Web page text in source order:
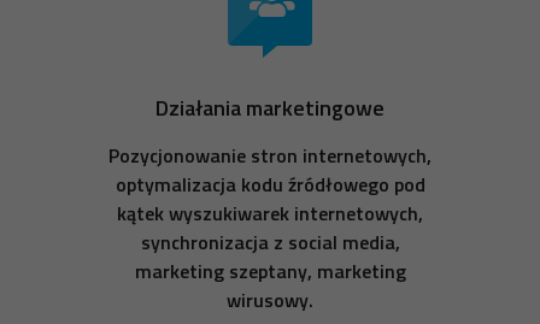
Działania marketingowe
Pozycjonowanie stron internetowych,
optymalizacja kodu źródłowego pod
kątek wyszukiwarek internetowych,
synchronizacja z social media,
marketing szeptany, marketing
wirusowy.